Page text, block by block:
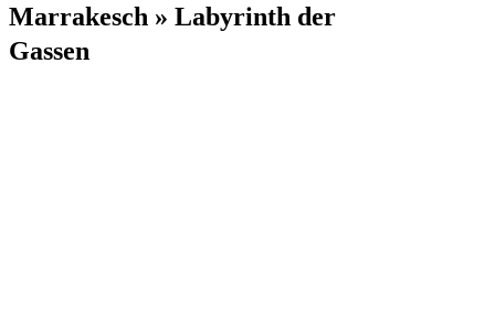
Marrakesch » Labyrinth der
Gassen